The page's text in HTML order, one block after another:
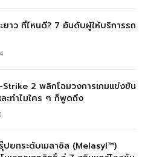
ะยาว ที่ไหนดี? 7 อันดับผู้ให้บริการรถ
2 พลิกโฉมวงการเกมแข่งขัน
ะทำไมใคร ๆ ก็พูดถึง
ปยกระดับเมลาซิล (Melasyl™)